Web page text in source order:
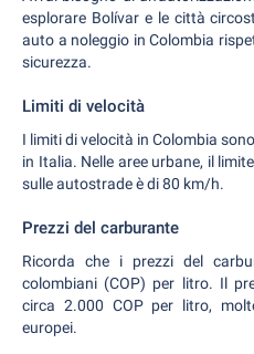
esplorare Bolívar e le città
auto a noleggio in Colombia
sicurezza.
Limiti di velocità
I limiti di velocità in Colombia
in Italia. Nelle aree urbane, il
sulle autostrade è di 80 km/h.
Prezzi del carburante
Ricorda che i prezzi del
colombiani (COP) per litro. Il
circa 2.000 COP per litro,
europei.